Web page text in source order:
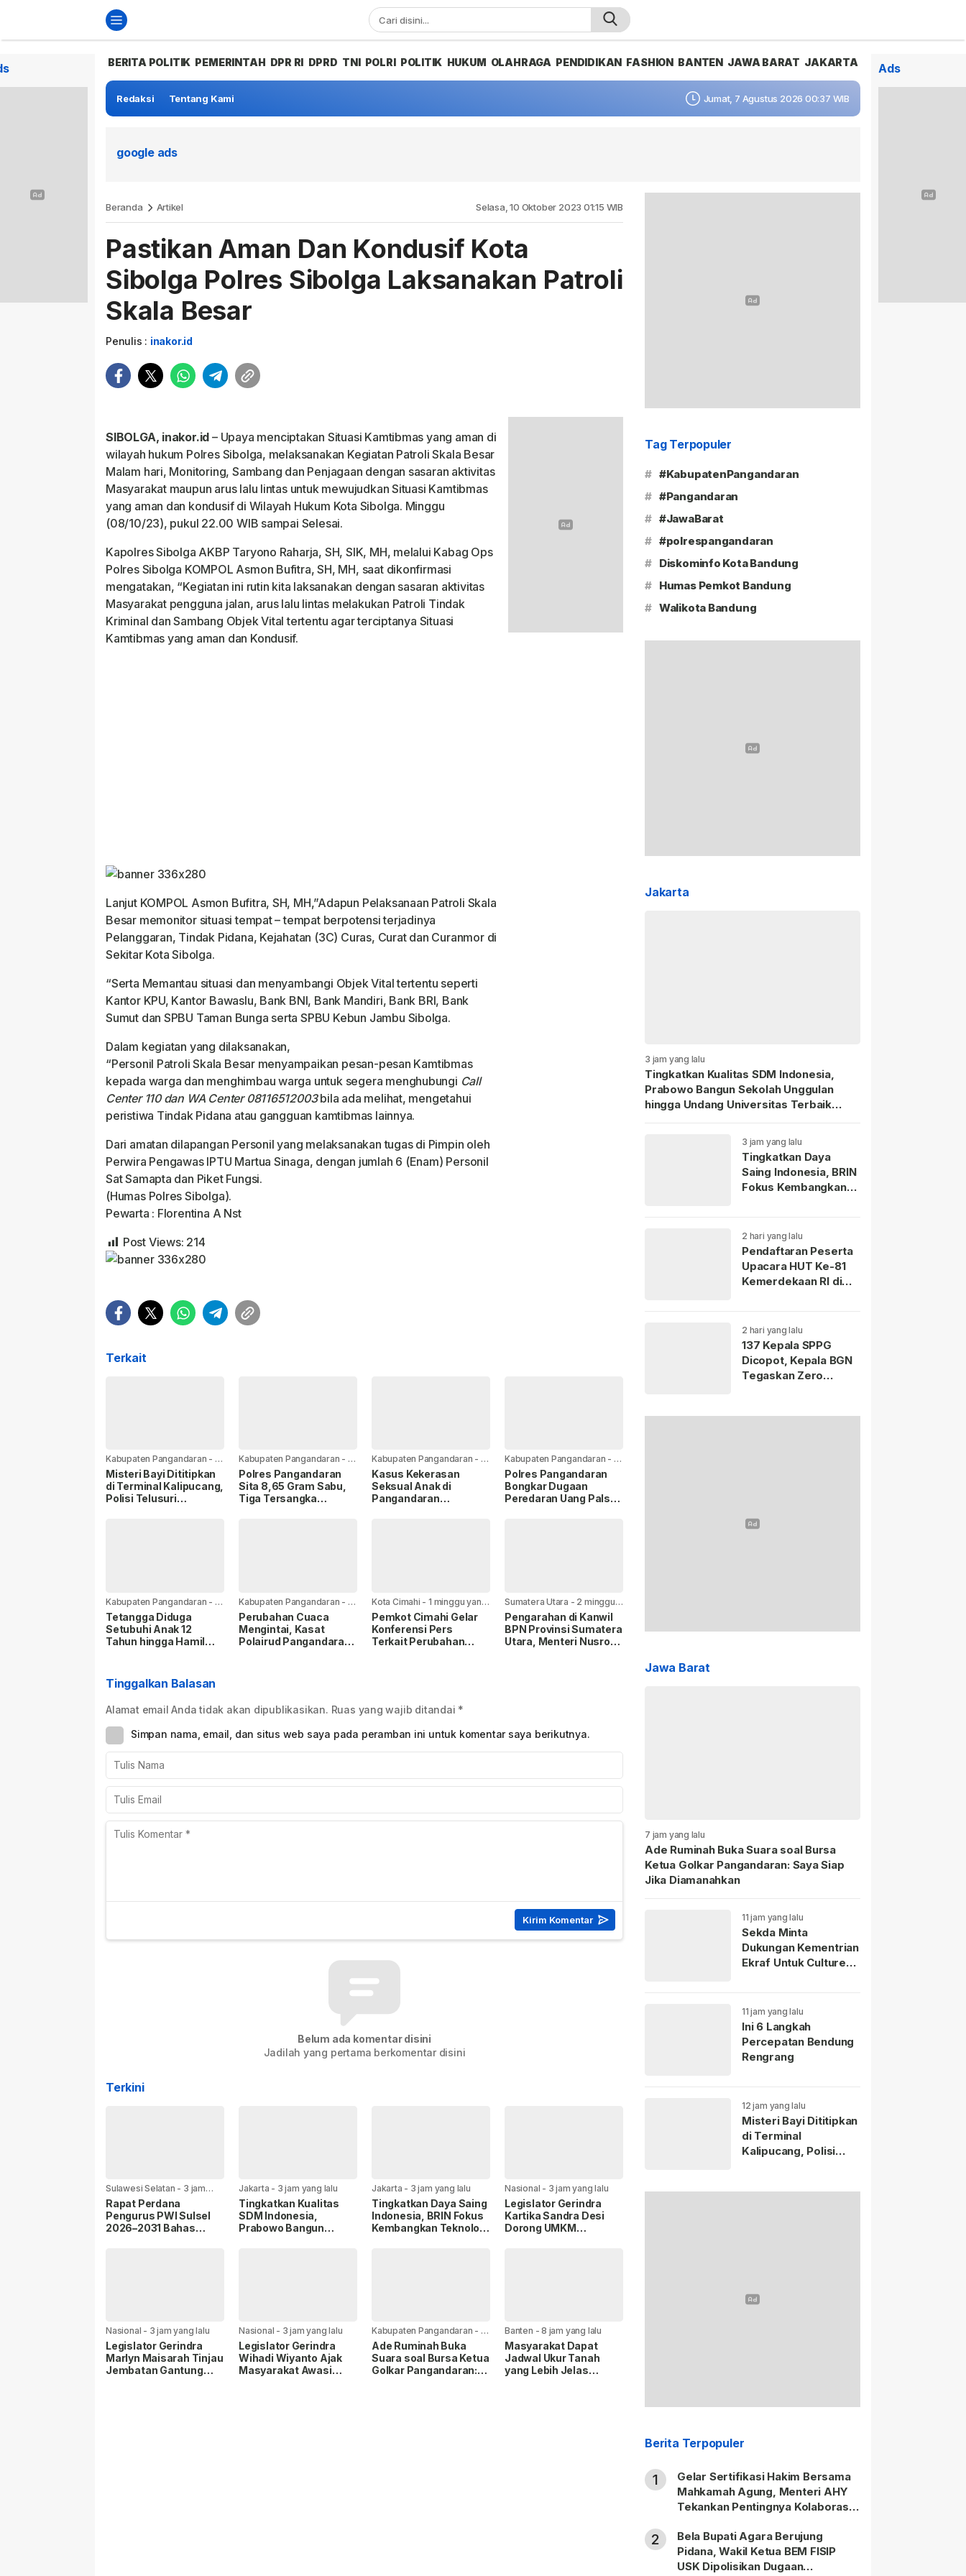
BERITA POLITIK PEMERINTAH DPR RI DPRD TNI POLRI POLITIK HUKUM OLAHRAGA PENDIDIKAN FASHION BANTEN JAWA BARAT JAKARTA
Redaksi Tentang Kami Jumat, 7 Agustus 2026 00:37 WIB
google ads
Beranda Artikel Selasa, 10 Oktober 2023 01:15 WIB
Pastikan Aman Dan Kondusif Kota
Sibolga Polres Sibolga Laksanakan Patroli
Skala Besar
Penulis : inakor.id
SIBOLGA, inakor.id – Upaya menciptakan Situasi Kamtibmas yang aman di
wilayah hukum Polres Sibolga, melaksanakan Kegiatan Patroli Skala Besar
Malam hari, Monitoring, Sambang dan Penjagaan dengan sasaran aktivitas
Masyarakat maupun arus lalu lintas untuk mewujudkan Situasi Kamtibmas
yang aman dan kondusif di Wilayah Hukum Kota Sibolga. Minggu
(08/10/23), pukul 22.00 WIB sampai Selesai.
Kapolres Sibolga AKBP Taryono Raharja, SH, SIK, MH, melalui Kabag Ops
Polres Sibolga KOMPOL Asmon Bufitra, SH, MH, saat dikonfirmasi
mengatakan, “Kegiatan ini rutin kita laksanakan dengan sasaran aktivitas
Masyarakat pengguna jalan, arus lalu lintas melakukan Patroli Tindak
Kriminal dan Sambang Objek Vital tertentu agar terciptanya Situasi
Kamtibmas yang aman dan Kondusif.
Lanjut KOMPOL Asmon Bufitra, SH, MH,”Adapun Pelaksanaan Patroli Skala
Besar memonitor situasi tempat – tempat berpotensi terjadinya
Pelanggaran, Tindak Pidana, Kejahatan (3C) Curas, Curat dan Curanmor di
Sekitar Kota Sibolga.
“Serta Memantau situasi dan menyambangi Objek Vital tertentu seperti
Kantor KPU, Kantor Bawaslu, Bank BNI, Bank Mandiri, Bank BRI, Bank
Sumut dan SPBU Taman Bunga serta SPBU Kebun Jambu Sibolga.
Dalam kegiatan yang dilaksanakan,
“Personil Patroli Skala Besar menyampaikan pesan-pesan Kamtibmas
kepada warga dan menghimbau warga untuk segera menghubungi Call
Center 110 dan WA Center 08116512003bila ada melihat, mengetahui
peristiwa Tindak Pidana atau gangguan kamtibmas lainnya.
Dari amatan dilapangan Personil yang melaksanakan tugas di Pimpin oleh
Perwira Pengawas IPTU Martua Sinaga, dengan jumlah 6 (Enam) Personil
Sat Samapta dan Piket Fungsi.
(Humas Polres Sibolga).
Pewarta : Florentina A Nst
Post Views: 214
Terkait
Kabupaten Pangandaran - 12
jam yang lalu
Misteri Bayi Dititipkan
di Terminal Kalipucang,
Polisi Telusuri
Kabupaten Pangandaran - 1
minggu yang lalu
Polres Pangandaran
Sita 8,65 Gram Sabu,
Tiga Tersangka
Kabupaten Pangandaran - 1
minggu yang lalu
Kasus Kekerasan
Seksual Anak di
Pangandaran
Kabupaten Pangandaran - 1
minggu yang lalu
Polres Pangandaran
Bongkar Dugaan
Peredaran Uang Palsu,
Kabupaten Pangandaran - 1
minggu yang lalu
Tetangga Diduga
Setubuhi Anak 12
Tahun hingga Hamil
Kabupaten Pangandaran - 1
minggu yang lalu
Perubahan Cuaca
Mengintai, Kasat
Polairud Pangandaran:
Kota Cimahi -1 minggu yang
lalu
Pemkot Cimahi Gelar
Konferensi Pers
Terkait Perubahan
Sumatera Utara - 2 minggu
yang lalu
Pengarahan di Kanwil
BPN Provinsi Sumatera
Utara, Menteri Nusron
Tinggalkan Balasan
Alamat email Anda tidak akan dipublikasikan. Ruas yang wajib ditandai *
Simpan nama, email, dan situs web saya pada peramban ini untuk komentar saya berikutnya.
Belum ada komentar disini
Jadilah yang pertama berkomentar disini
Terkini
Sulawesi Selatan - 3 jam
yang lalu
Rapat Perdana
Pengurus PWI Sulsel
2026–2031 Bahas
Jakarta - 3 jam yang lalu
Tingkatkan Kualitas
SDM Indonesia,
Prabowo Bangun
Jakarta - 3 jam yang lalu
Tingkatkan Daya Saing
Indonesia, BRIN Fokus
Kembangkan Teknologi
Nasional - 3 jam yang lalu
Legislator Gerindra
Kartika Sandra Desi
Dorong UMKM
Nasional - 3 jam yang lalu
Legislator Gerindra
Marlyn Maisarah Tinjau
Jembatan Gantung
Nasional - 3 jam yang lalu
Legislator Gerindra
Wihadi Wiyanto Ajak
Masyarakat Awasi
Kabupaten Pangandaran - 7
jam yang lalu
Ade Ruminah Buka
Suara soal Bursa Ketua
Golkar Pangandaran:
Banten -8 jam yang lalu
Masyarakat Dapat
Jadwal Ukur Tanah
yang Lebih Jelas
Tag Terpopuler
# #KabupatenPangandaran
# #Pangandaran
# #JawaBarat
# #polrespangandaran
# Diskominfo Kota Bandung
# Humas Pemkot Bandung
# Walikota Bandung
Jakarta
3 jam yang lalu
Tingkatkan Kualitas SDM Indonesia,
Prabowo Bangun Sekolah Unggulan
hingga Undang Universitas Terbaik
3 jam yang lalu
Tingkatkan Daya
Saing Indonesia, BRIN
Fokus Kembangkan
2 hari yang lalu
Pendaftaran Peserta
Upacara HUT Ke-81
Kemerdekaan RI di
5 Agustus 2026.
2 hari yang lalu
137 Kepala SPPG
Dicopot, Kepala BGN
Tegaskan Zero
Jawa Barat
7 jam yang lalu
Ade Ruminah Buka Suara soal Bursa
Ketua Golkar Pangandaran: Saya Siap
Jika Diamanahkan
11 jam yang lalu
Sekda Minta
Dukungan Kementrian
Ekraf Untuk Culture
11 jam yang lalu
Ini 6 Langkah
Percepatan Bendung
Rengrang
12 jam yang lalu
Misteri Bayi Dititipkan
di Terminal
Kalipucang, Polisi
Berita Terpopuler
1
Gelar Sertifikasi Hakim Bersama
Mahkamah Agung, Menteri AHY
Tekankan Pentingnya Kolaborasi
Masyarakat
2
Bela Bupati Agara Berujung
Pidana, Wakil Ketua BEM FISIP
USK Dipolisikan Dugaan
Ads